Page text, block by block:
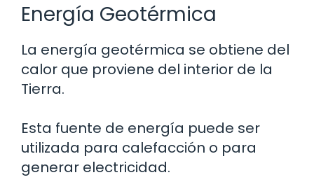
Energía Geotérmica
La energía geotérmica se obtiene del
calor que proviene del interior de la
Tierra.
Esta fuente de energía puede ser
utilizada para calefacción o para
generar electricidad.